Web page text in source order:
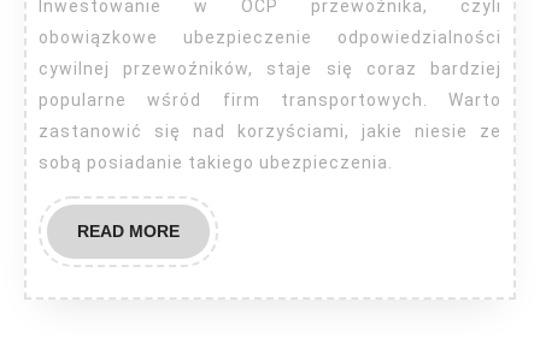
OCP
przewoźnika?
obowiązkowe ubezpieczenie odpowiedzialności
cywilnej przewoźników, staje się coraz bardziej
popularne wśród firm transportowych. Warto
zastanowić się nad korzyściami, jakie niesie ze
sobą posiadanie takiego ubezpieczenia.
READ MOREREAD
MORE